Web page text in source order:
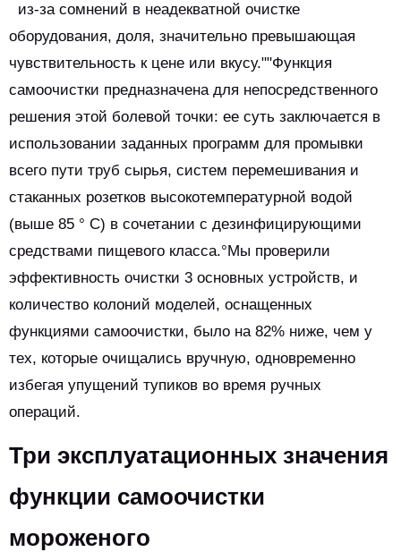
из-за сомнений в неадекватной очистке
оборудования, доля, значительно превышающая
чувствительность к цене или вкусу.""Функция
самоочистки предназначена для непосредственного
решения этой болевой точки: ее суть заключается в
использовании заданных программ для промывки
всего пути труб сырья, систем перемешивания и
стаканных розетков высокотемпературной водой
(выше 85 ° C) в сочетании с дезинфицирующими
средствами пищевого класса.°Мы проверили
эффективность очистки 3 основных устройств, и
количество колоний моделей, оснащенных
функциями самоочистки, было на 82% ниже, чем у
тех, которые очищались вручную, одновременно
избегая упущений тупиков во время ручных
операций.
Три эксплуатационных значения
функции самоочистки
мороженого